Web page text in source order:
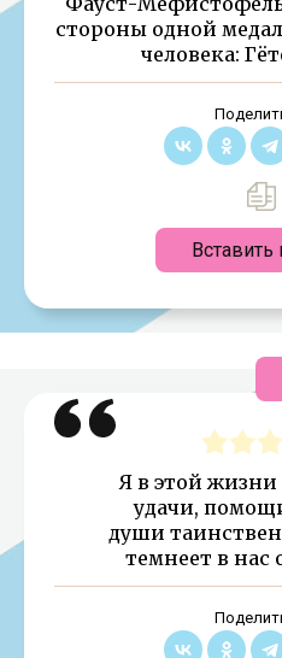
стороны одной
человека:
Вставить
Я в этой
удачи,
души
темнеет в нас